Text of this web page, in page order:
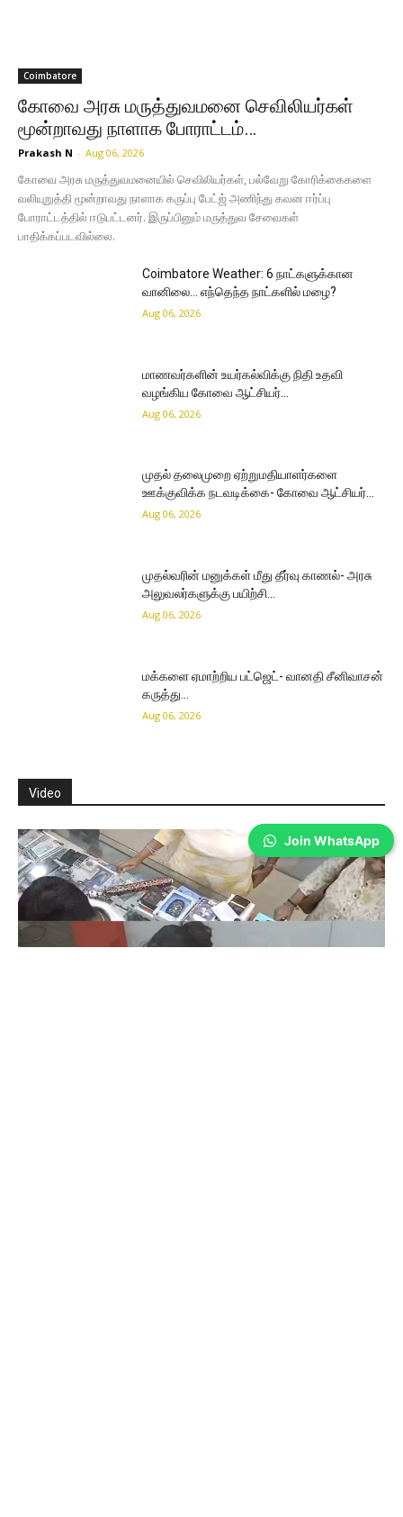
Coimbatore
கோவை அரசு மருத்துவமனை செவிலியர்கள்
மூன்றாவது நாளாக போராட்டம்…
Prakash N - Aug 06, 2026
கோவை அரசு மருத்துவமனையில் செவிலியர்கள், பல்வேறு கோரிக்கைகளை
வலியுறுத்தி மூன்றாவது நாளாக கருப்பு பேட்ஜ் அணிந்து கவன ஈர்ப்பு
போராட்டத்தில் ஈடுபட்டனர். இருப்பினும் மருத்துவ சேவைகள்
பாதிக்கப்படவில்லை.
Coimbatore Weather: 6 நாட்களுக்கான
வானிலை… எந்தெந்த நாட்களில் மழை?
Aug 06, 2026
மாணவர்களின் உயர்கல்விக்கு நிதி உதவி
வழங்கிய கோவை ஆட்சியர்…
Aug 06, 2026
முதல் தலைமுறை ஏற்றுமதியாளர்களை
ஊக்குவிக்க நடவடிக்கை- கோவை ஆட்சியர்…
Aug 06, 2026
முதல்வரின் மனுக்கள் மீது தீர்வு காணல்- அரசு
அலுவலர்களுக்கு பயிற்சி…
Aug 06, 2026
மக்களை ஏமாற்றிய பட்ஜெட்- வானதி சீனிவாசன்
கருத்து…
Aug 06, 2026
Video
Join WhatsApp